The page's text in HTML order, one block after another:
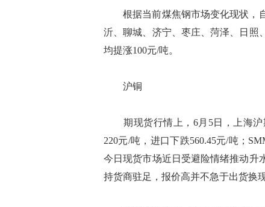
根据当前煤焦钢市场变化现状，自
沂、聊城、济宁、枣庄、菏泽、日照
均提涨100元/吨。
沪铜
期现货行情上，6月5日，上海沪
220元/吨，进口下跌560.45元/吨；
今日现货市场近日受避险情绪推动升
持货商驻足，报价高并不急于出货换